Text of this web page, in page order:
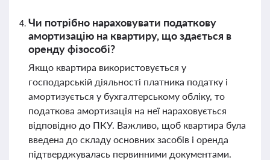
Чи потрібно нараховувати податкову
амортизацію на квартиру, що здається в
оренду фізособі?
Якщо квартира використовується у
господарській діяльності платника податку і
амортизується у бухгалтерському обліку, то
податкова амортизація на неї нараховується
відповідно до ПКУ. Важливо, щоб квартира була
введена до складу основних засобів і оренда
підтверджувалась первинними документами.